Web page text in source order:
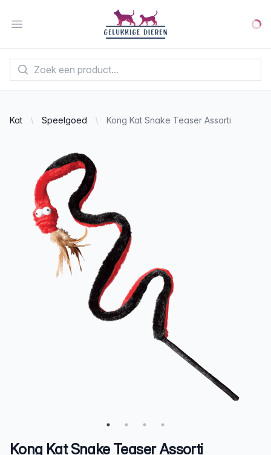
Open menu
Your Company
Kat Speelgoed Kong Kat Snake Teaser Assorti
Kong Kat Snake Teaser Assorti